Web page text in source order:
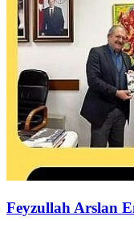
Feyzullah Arslan